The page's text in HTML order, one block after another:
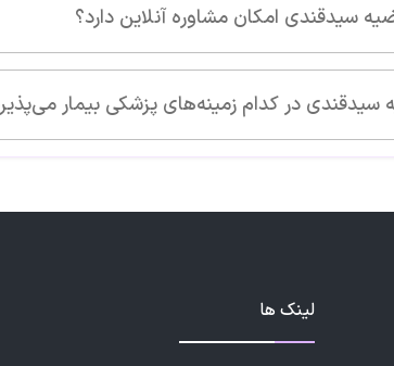
پزشکی بیمار می‌پذیرد؟
لینک ها